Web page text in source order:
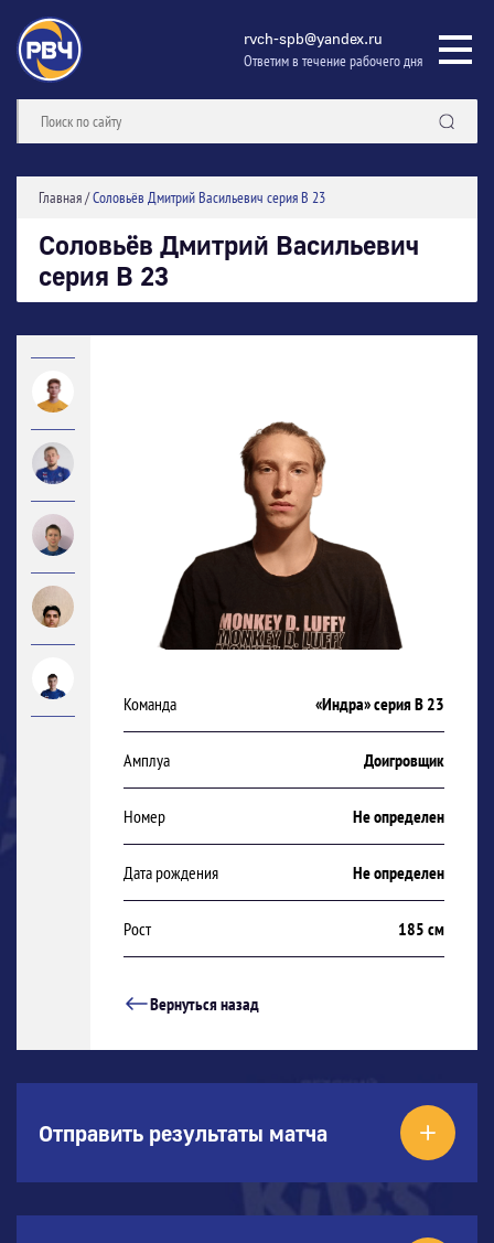
rvch-spb@yandex.ru
Ответим в течение рабочего дня
Главная/Соловьёв Дмитрий Васильевич серия В 23
Соловьёв Дмитрий Васильевич
серия В 23
Команда «Индра» серия В 23
Амплуа Доигровщик
Номер Не определен
Дата рождения Не определен
Рост 185 см
Вернуться назад
Отправить результаты матча